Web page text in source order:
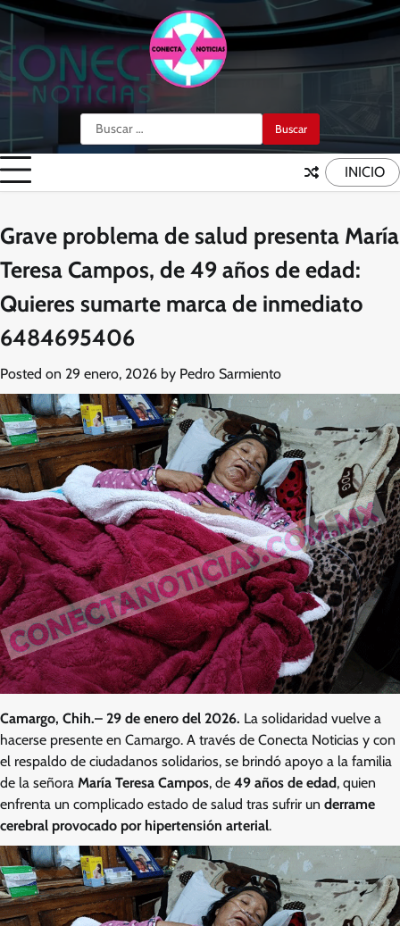
Skip
content
Buscar:
INICIO
Grave problema de salud presenta María
Teresa Campos, de 49 años de edad:
Quieres sumarte marca de inmediato
6484695406
Posted on 29 enero, 2026 by Pedro Sarmiento
Camargo, Chih.– 29 de enero del 2026. La solidaridad vuelve a
hacerse presente en Camargo. A través de Conecta Noticias y con
el respaldo de ciudadanos solidarios, se brindó apoyo a la familia
de la señora María Teresa Campos, de 49 años de edad, quien
enfrenta un complicado estado de salud tras sufrir un derrame
cerebral provocado por hipertensión arterial.